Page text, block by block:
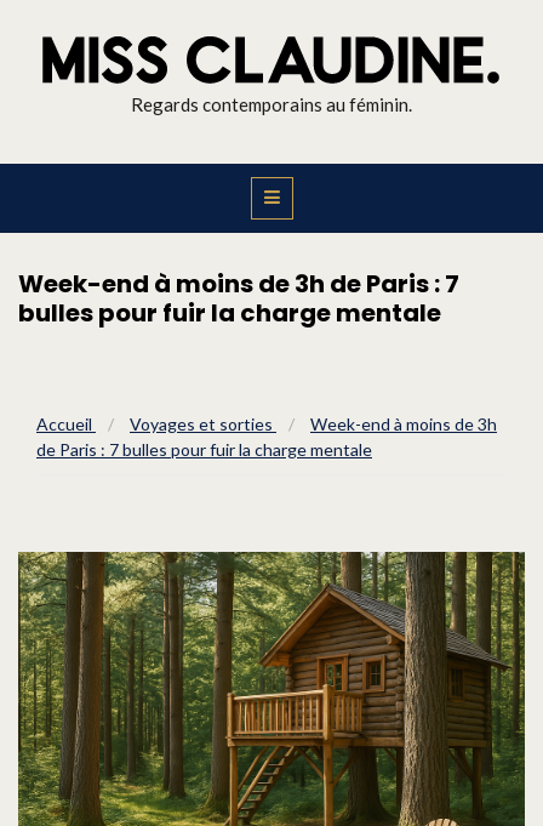
Regards contemporains au féminin.
Week-end à moins de 3h de Paris : 7
bulles pour fuir la charge mentale
Accueil / Voyages et sorties /
Week-end à moins de 3h
de Paris : 7 bulles pour fuir la charge mentale